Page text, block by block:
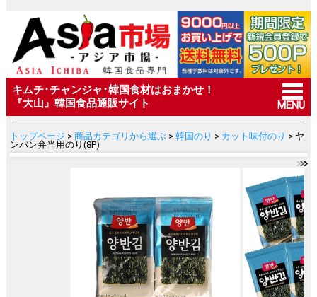
キムチ･チャンジャ･韓国食材はおまかせ！
『大山』韓国食品通販サイト
MENU
トップページ > 商品カテゴリから選ぶ> 韓国のり > カット味付のり > ヤ
ンバン弁当用のり(8P)